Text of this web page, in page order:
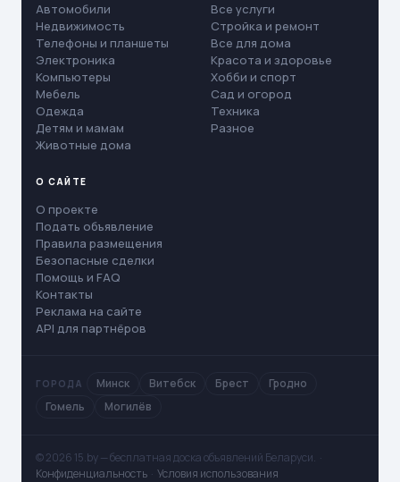
Автомобили
Недвижимость
Телефоны и планшеты
Электроника
Компьютеры
Мебель
Одежда
Детям и мамам
Животные дома
Все услуги
Стройка и ремонт
Все для дома
Красота и здоровье
Хобби и спорт
Сад и огород
Техника
Разное
О САЙТЕ
О проекте
Подать объявление
Правила размещения
Безопасные сделки
Помощь и FAQ
Контакты
Реклама на сайте
API для партнёров
ГОРОДА Минск Витебск Брест
Гродно
Гомель
Могилёв
© 2026 15.by — бесплатная доска объявлений Беларуси. ·
Конфиденциальность · Условия использования